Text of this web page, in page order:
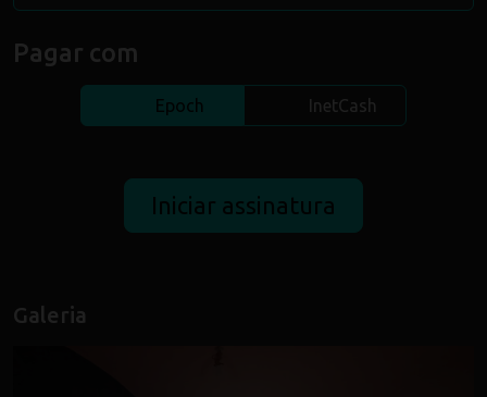
Pagar com
Epoch InetCash
Galeria